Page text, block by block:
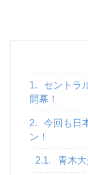
1.
セントラ
開幕！
2.
今回も日
ン！
2.1. 青木